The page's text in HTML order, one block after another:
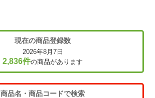
現在の商品登録数
2026年8月7日
2,836件の商品があります
商品名・商品コードで検索